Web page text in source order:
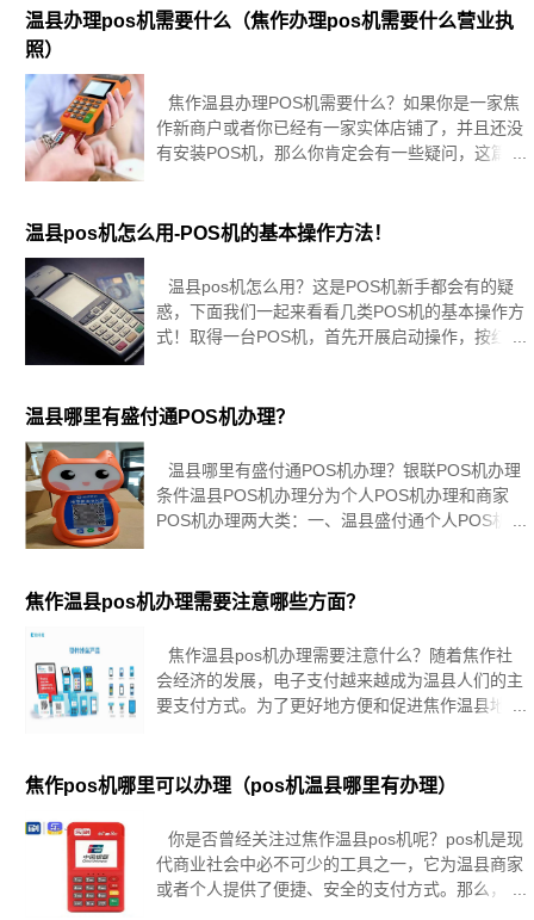
温县办理pos机需要什么（焦作办理pos机需要什么营业执
照）
焦作温县办理POS机需要什么？如果你是一家焦
作新商户或者你已经有一家实体店铺了，并且还没
有安装POS机，那么你肯定会有一些疑问，这篇文
点、餐馆、酒吧、超市、
温县pos机怎么用-POS机的基本操作方法！
温县pos机怎么用？这是POS机新手都会有的疑
惑，下面我们一起来看看几类POS机的基本操作方
式！取得一台POS机，首先开展启动操作，按红色
操作员号，按确
温县哪里有盛付通POS机办理？
温县哪里有盛付通POS机办理​？银联POS机办理​
条件温县POS机办理​分为个人POS机办理​和商家
POS机办理​两大类：一、温县盛付通个人POS机办
焦作温县pos机办理需要注意哪些方面？
焦作温县pos机办理需要注意什么？随着焦作社
会经济的发展，电子支付越来越成为温县人们的主
要支付方式。为了更好地方便和促进焦作温县地区
意一些事项，本文将从四
焦作pos机哪里可以办理（pos机温县哪里有办理）
你是否曾经关注过焦作温县pos机呢？pos机是现
代商业社会中必不可少的工具之一，它为温县商家
或者个人提供了便捷、安全的支付方式。那么，您